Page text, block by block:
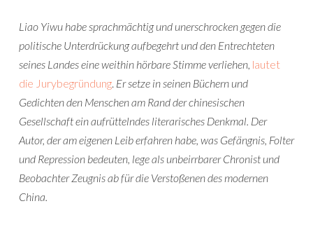
Liao Yiwu habe sprachmächtig und unerschrocken gegen die
politische Unterdrückung aufbegehrt und den Entrechteten
seines Landes eine weithin hörbare Stimme verliehen, lautet
die Jurybegründung. Er setze in seinen Büchern und
Gedichten den Menschen am Rand der chinesischen
Gesellschaft ein aufrüttelndes literarisches Denkmal. Der
Autor, der am eigenen Leib erfahren habe, was Gefängnis, Folter
und Repression bedeuten, lege als unbeirrbarer Chronist und
Beobachter Zeugnis ab für die Verstoßenen des modernen
China.